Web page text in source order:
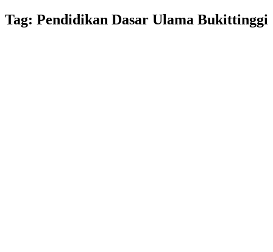
Tag: Pendidikan Dasar Ulama Bukittinggi